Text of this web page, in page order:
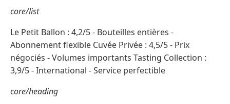
core/list
Le Petit Ballon : 4,2/5 - Bouteilles entières -
Abonnement flexible Cuvée Privée : 4,5/5 - Prix
négociés - Volumes importants Tasting Collection :
3,9/5 - International - Service perfectible
core/heading